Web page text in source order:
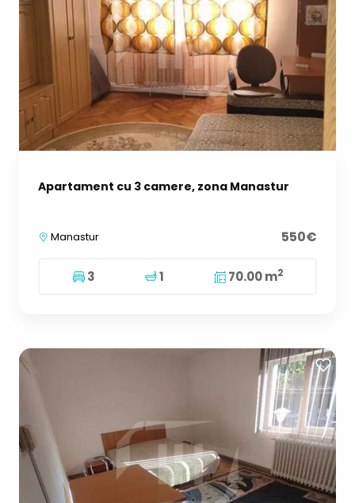
Apartament cu 3 camere, zona Manastur
Manastur 550€
3 1 70.00 m2